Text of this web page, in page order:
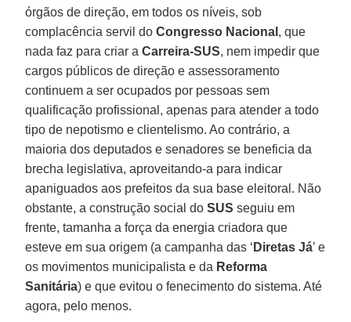
órgãos de direção, em todos os níveis, sob
complacência servil doCongresso Nacional , que
nada faz para criar aCarreira-SUS, nem impedir que
cargos públicos de direção e assessoramento
continuem a ser ocupados por pessoas sem
qualificação profissional, apenas para atender a todo
tipo de nepotismo e clientelismo. Ao contrário, a
maioria dos deputados e senadores se beneficia da
brecha legislativa, aproveitando-a para indicar
apaniguados aos prefeitos da sua base eleitoral. Não
obstante, a construção social doSUS seguiu em
frente, tamanha a força da energia criadora que
esteve em sua origem (a campanha das ‘ Diretas Já’ e
os movimentos municipalista e da Reforma
Sanitária) e que evitou o fenecimento do sistema. Até
agora, pelo menos.